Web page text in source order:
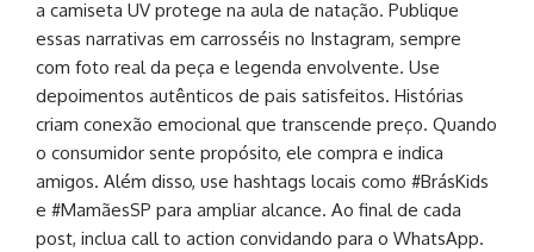
a camiseta UV protege na aula de natação. Publique
essas narrativas em carrosséis no Instagram, sempre
com foto real da peça e legenda envolvente. Use
depoimentos autênticos de pais satisfeitos. Histórias
criam conexão emocional que transcende preço. Quando
o consumidor sente propósito, ele compra e indica
amigos. Além disso, use hashtags locais como #BrásKids
e #MamãesSP para ampliar alcance. Ao final de cada
post, inclua call to action convidando para o WhatsApp.